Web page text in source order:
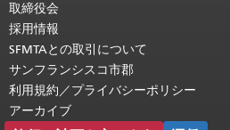
取締役会
採用情報
SFMTAとの取引について
サンフランシスコ市郡
利用規約／プライバシーポリシー
アーカイブ